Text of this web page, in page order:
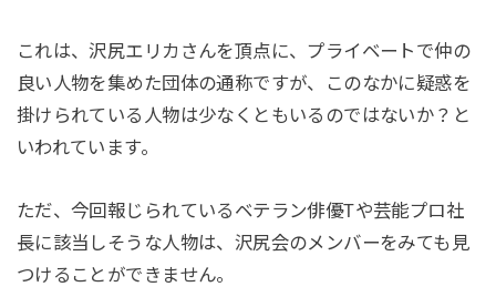
これは、沢尻エリカさんを頂点に、プライベートで仲の
良い人物を集めた団体の通称ですが、このなかに疑惑を
掛けられている人物は少なくともいるのではないか？と
いわれています。
ただ、今回報じられているベテラン俳優Tや芸能プロ社
長に該当しそうな人物は、沢尻会のメンバーをみても見
つけることができません。